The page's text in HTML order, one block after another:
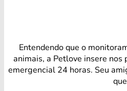
Entendendo que o
animais, a Petlove insere
emergencial 24 horas. Seu